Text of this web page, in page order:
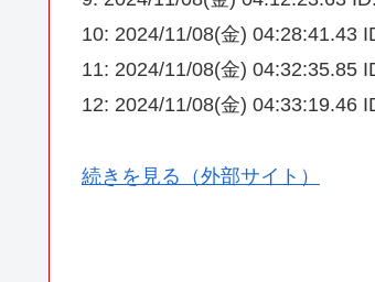
10: 2024/11/08(金) 04:28:41.43
11: 2024/11/08(金) 04:32:35.85
12: 2024/11/08(金) 04:33:19.46
続きを見る（外部サイト）